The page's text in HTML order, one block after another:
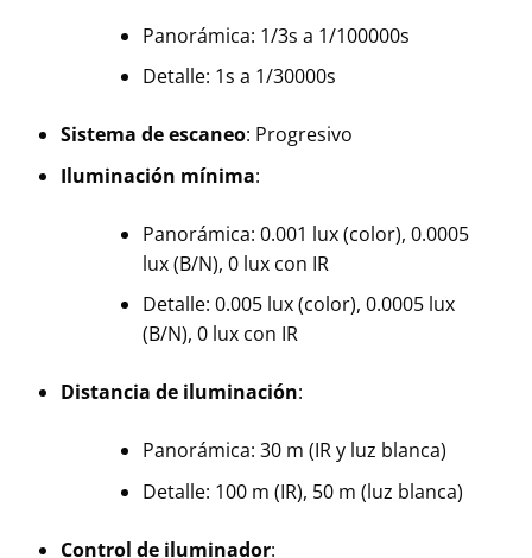
Panorámica: 1/3s a 1/100000s
Detalle: 1s a 1/30000s
Sistema de escaneo: Progresivo
Iluminación mínima:
Panorámica: 0.001 lux (color), 0.0005
lux (B/N), 0 lux con IR
Detalle: 0.005 lux (color), 0.0005 lux
(B/N), 0 lux con IR
Distancia de iluminación:
Panorámica: 30 m (IR y luz blanca)
Detalle: 100 m (IR), 50 m (luz blanca)
Control de iluminador: